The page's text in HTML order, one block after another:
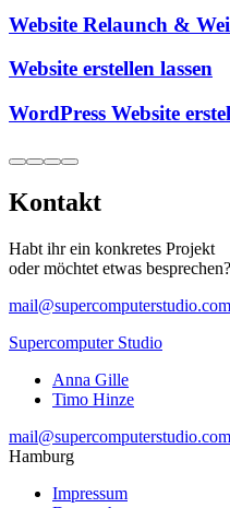
Website Relaunch &
Website erstellen lassen
WordPress Website
Kontakt
Habt ihr ein konkretes Projekt
oder möchtet etwas besprechen?
mail@supercomputerstudio.com
Supercomputer Studio
Anna Gille
Timo Hinze
mail@supercomputerstudio.com
Hamburg
Impressum